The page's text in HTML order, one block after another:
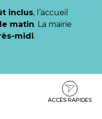
inclus, l’accueil
matin. La mairie
midi.
ACCÈS RAPIDES